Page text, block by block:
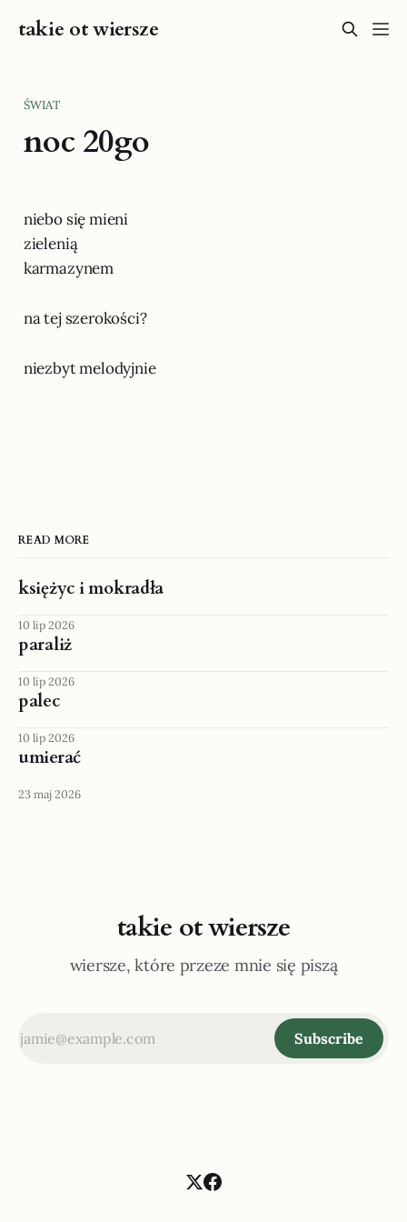
takie ot wiersze
ŚWIAT
noc 20go
niebo się mieni
zielenią
karmazynem
na tej szerokości?
niezbyt melodyjnie
READ MORE
księżyc i mokradła
10 lip 2026
paraliż
10 lip 2026
palec
10 lip 2026
umierać
23 maj 2026
takie ot wiersze
wiersze, które przeze mnie się piszą
Subscribe